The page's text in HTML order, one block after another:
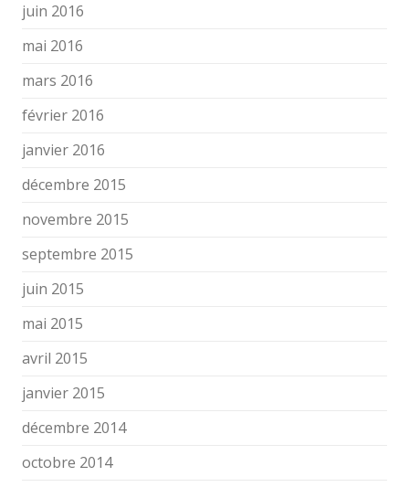
juin 2016
mai 2016
mars 2016
février 2016
janvier 2016
décembre 2015
novembre 2015
septembre 2015
juin 2015
mai 2015
avril 2015
janvier 2015
décembre 2014
octobre 2014